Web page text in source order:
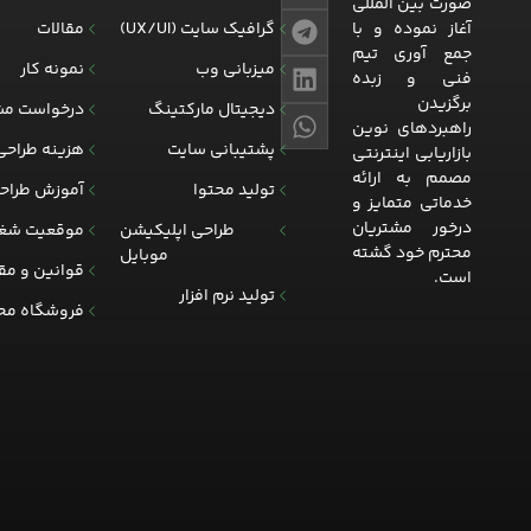
آغاز نموده و با
جمع آوری تیم
فنی و زبده
برگزیدن
راهبردهای نوین
بازاریابی اینترنتی
مصمم به ارائه
خدماتی متمایز و
درخور مشتریان
محترم خود گشته
است.
گرافیک سایت (UX/UI)
میزبانی وب
دیجیتال مارکتینگ
پشتیبانی سایت
تولید محتوا
طراحی اپلیکیشن
موبایل
تولید نرم افزار
مقالات
نمونه کار
درخواست
هزینه
آموزش
موقعیت
قوانین و
فروشگاه